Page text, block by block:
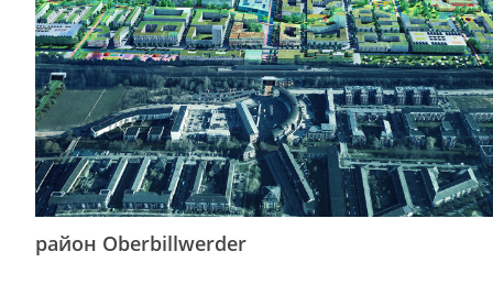
район Oberbillwerder